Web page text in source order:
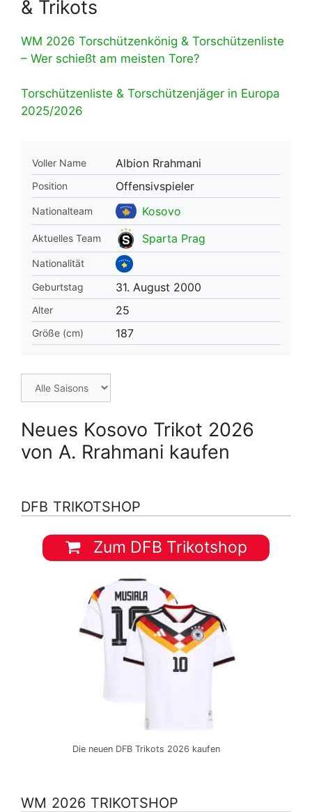
& Trikots
WM 2026 Torschützenkönig & Torschützenliste
– Wer schießt am meisten Tore?
Torschützenliste & Torschützenjäger in Europa
2025/2026
Voller Name Albion Rrahmani
Position Offensivspieler
Nationalteam Kosovo
Aktuelles Team Sparta Prag
Nationalität
Geburtstag
31. August 2000
Alter 25
Größe (cm) 187
Neues Kosovo Trikot 2026
von A. Rrahmani kaufen
DFB TRIKOTSHOP
Zum DFB Trikotshop
Die neuen DFB Trikots 2026 kaufen
WM 2026 TRIKOTSHOP